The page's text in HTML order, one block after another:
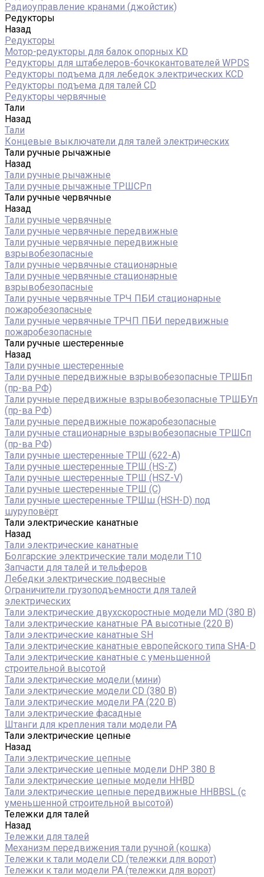
Радиоуправление кранами (джойстик)
Редукторы
Назад
Редукторы
Мотор-редукторы для балок опорных KD
Редукторы для штабелеров-бочкокантователей WPDS
Редукторы подъема для лебедок электрических KCD
Редукторы подъема для талей CD
Редукторы червячные
Тали
Назад
Тали
Концевые выключатели для талей электрических
Тали ручные рычажные
Назад
Тали ручные рычажные
Тали ручные рычажные ТРШСРп
Тали ручные червячные
Назад
Тали ручные червячные
Тали ручные червячные передвижные
Тали ручные червячные передвижные
взрывобезопасные
Тали ручные червячные стационарные
Тали ручные червячные стационарные
взрывобезопасные
Тали ручные червячные ТРЧ ПБИ стационарные
пожаробезопасные
Тали ручные червячные ТРЧП ПБИ передвижные
пожаробезопасные
Тали ручные шестеренные
Назад
Тали ручные шестеренные
Тали ручные передвижные взрывобезопасные ТРШБп
(пр-ва РФ)
Тали ручные передвижные взрывобезопасные ТРШБУп
(пр-ва РФ)
Тали ручные передвижные пожаробезопасные
Тали ручные стационарные взрывобезопасные ТРШСп
(пр-ва РФ)
Тали ручные шестеренные ТРШ (622-A)
Тали ручные шестеренные ТРШ (HS-Z)
Тали ручные шестеренные ТРШ (HSZ-V)
Тали ручные шестеренные ТРШ (С)
Тали ручные шестеренные ТРШш (HSH-D) под
шуруповёрт
Тали электрические канатные
Назад
Тали электрические канатные
Болгарские электрические тали модели T10
Запчасти для талей и тельферов
Лебедки электрические подвесные
Ограничители грузоподъемности для талей
электрических
Тали электрические двухскоростные модели MD (380 В)
Тали электрические канатные PA высотные (220 В)
Тали электрические канатные SH
Тали электрические канатные европейского типа SHA-D
Тали электрические канатные с уменьшенной
строительной высотой
Тали электрические модели (мини)
Тали электрические модели CD (380 В)
Тали электрические модели РА (220 В)
Тали электрические фасадные
Штанги для крепления тали модели РА
Тали электрические цепные
Назад
Тали электрические цепные
Тали электрические цепные модели DHP 380 В
Тали электрические цепные модели HHBD
Тали электрические цепные передвижные HHBBSL (с
уменьшенной строительной высотой)
Тележки для талей
Назад
Тележки для талей
Механизм передвижения тали ручной (кошка)
Тележки к тали модели CD (тележки для ворот)
Тележки к тали модели РА (тележки для ворот)